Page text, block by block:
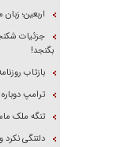
اربعین؛
جزئیات
بگنجد!
بازتاب روزنامه جوان ۱۵
ترامپ
تنگه ملک
دلتنگی